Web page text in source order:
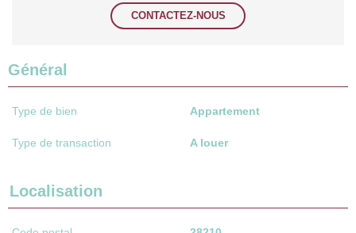
CONTACTEZ-NOUS
Général
Type de bien Appartement
Type de transaction A louer
Localisation